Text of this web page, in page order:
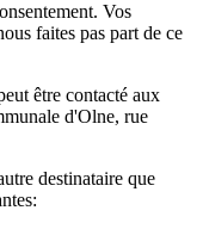
Vos
faites pas part de ce
être contacté aux
d'Olne, rue
destinataire que